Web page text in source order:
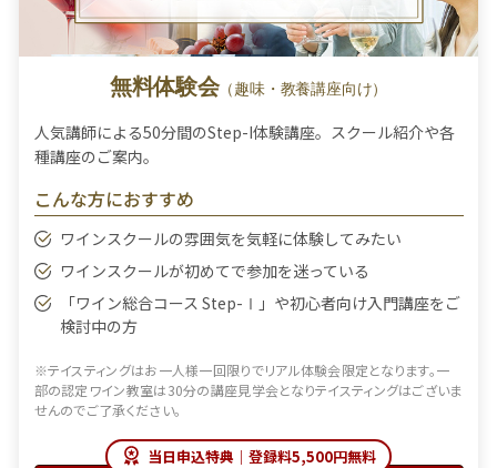
無料体験会（趣味・教養講座向け）
人気講師による50分間のStep-I体験講座。スクール紹介や各
種講座のご案内。
こんな方におすすめ
ワインスクールの雰囲気を気軽に体験してみたい
ワインスクールが初めてで参加を迷っている
「ワイン総合コース Step-Ⅰ」や初心者向け入門講座をご
検討中の方
※テイスティングはお一人様一回限りでリアル体験会限定となります。一
部の認定ワイン教室は30分の講座見学会となりテイスティングはございま
せんのでご了承ください。
当日申込特典｜登録料5,500円無料